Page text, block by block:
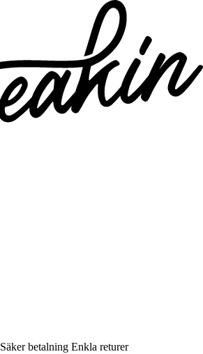
Säker betalning Enkla returer